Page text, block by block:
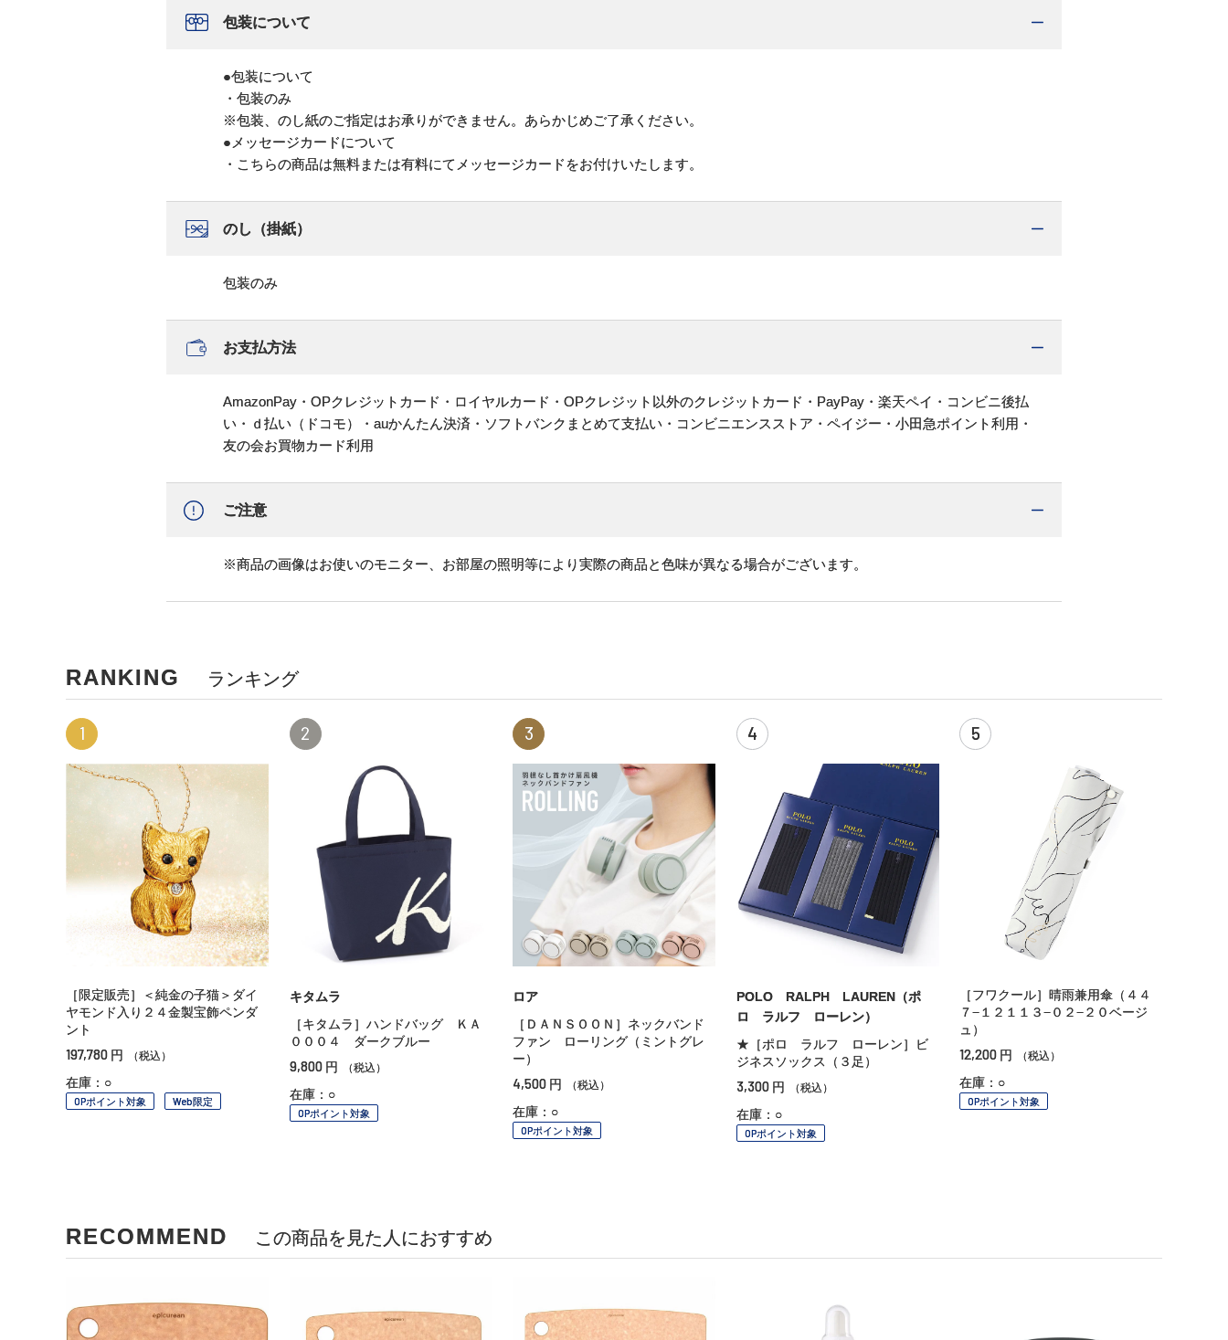
包装について
●包装について
・包装のみ
※包装、のし紙のご指定はお承りができません。あらかじめご了承ください。
●メッセージカードについて
・こちらの商品は無料または有料にてメッセージカードをお付けいたします。
のし（掛紙）
包装のみ
お支払方法
AmazonPay・OPクレジットカード・ロイヤルカード・OPクレジット以外のクレジットカード・PayPay・楽天ペイ・コンビニ後払
い・ｄ払い（ドコモ）・auかんたん決済・ソフトバンクまとめて支払い・コンビニエンスストア・ペイジー・小田急ポイント利用・
友の会お買物カード利用
ご注意
※商品の画像はお使いのモニター、お部屋の照明等により実際の商品と色味が異なる場合がございます。
RANKING ランキング
1
［限定販売］＜純金の子猫＞ダイ
ヤモンド入り２４金製宝飾ペンダ
ント
197,780 円 （税込）
在庫：○
OPポイント対象 Web限定
2
キタムラ
［キタムラ］ハンドバッグ ＫＡ
０００４ ダークブルー
9,800 円 （税込）
在庫：○
OPポイント対象
3
ロア
［ＤＡＮＳＯＯＮ］ネックバンド
ファン ローリング（ミントグレ
ー）
4,500 円 （税込）
在庫：○
OPポイント対象
4
POLO RALPH LAUREN（ポ
ロ ラルフ ローレン）
★［ポロ ラルフ ローレン］ビ
ジネスソックス（３足）
3,300 円 （税込）
在庫：○
OPポイント対象
5
［フワクール］晴雨兼用傘（４４
７−１２１１３−０２−２０ベージ
ュ）
12,200 円 （税込）
在庫：○
OPポイント対象
RECOMMEND この商品を見た人におすすめ